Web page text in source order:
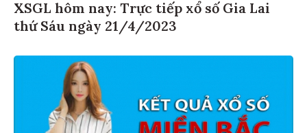
XSGL hôm nay: Trực tiếp xổ số Gia Lai
thứ Sáu ngày 21/4/2023